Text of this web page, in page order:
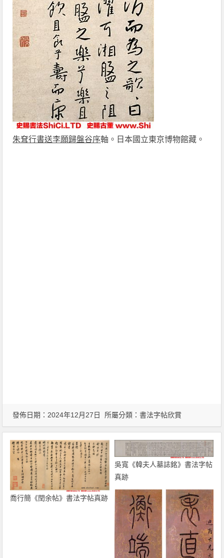
朱耷行書送李願歸盤谷序軸。日本國立東京博物館藏。
發佈日期：2024年12月27日 所屬分類：書法字帖欣賞
喬行簡《閏余帖》書法字帖真跡
吳寬《韓夫人墓誌銘》書法字帖
真跡